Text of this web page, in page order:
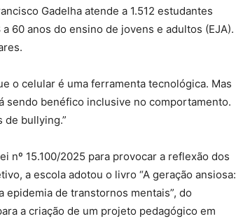
Gadelha atende a 1.512 estudantes
60 anos do ensino de jovens e adultos (EJA).
o celular é uma ferramenta tecnológica. Mas
sendo benéfico inclusive no comportamento.
de bullying.”
nº 15.100/2025 para provocar a reflexão dos
a escola adotou o livro “A geração ansiosa:
epidemia de transtornos mentais”, do
a criação de um projeto pedagógico em